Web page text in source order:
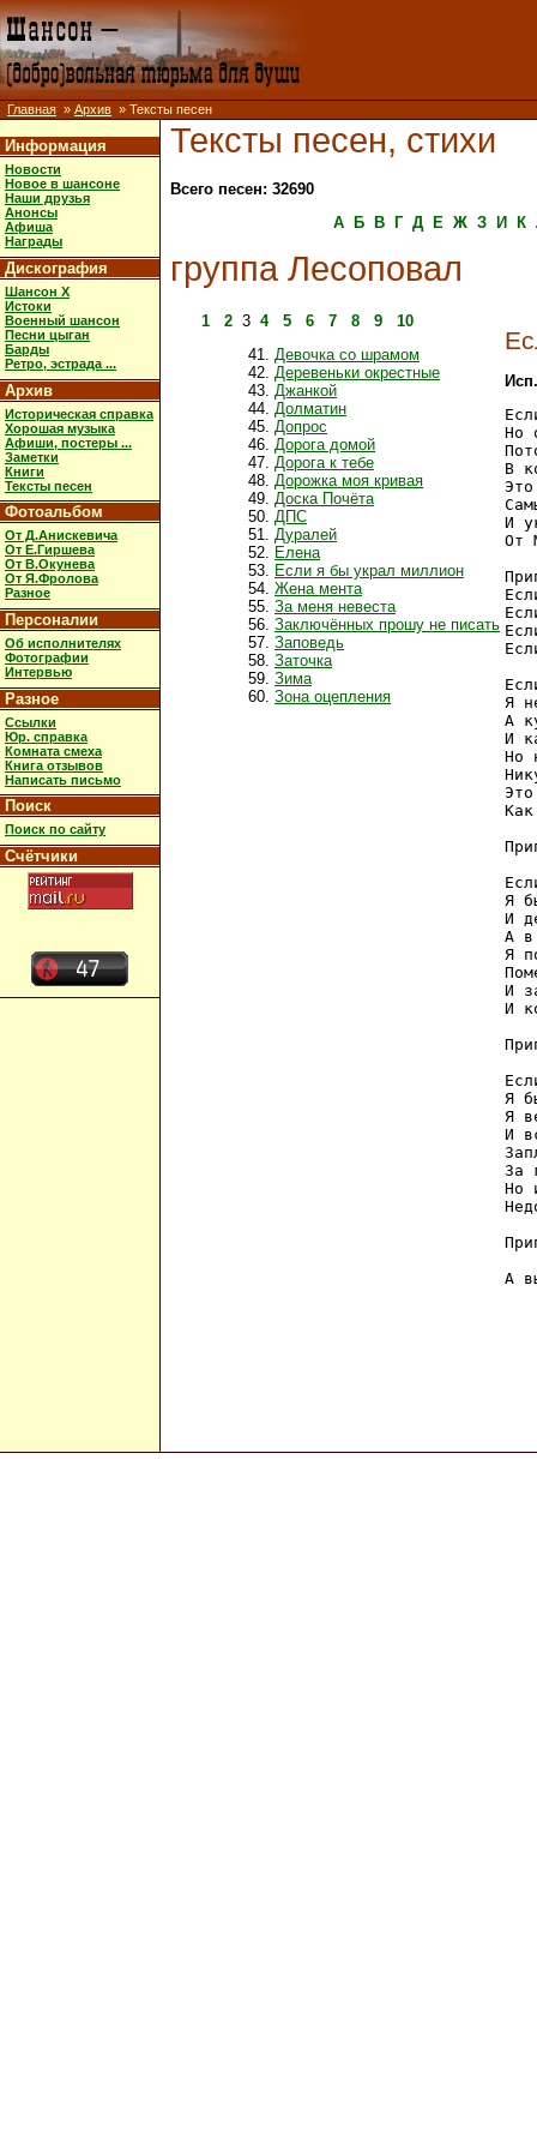
Главная » Архив » Тексты песен
Информация
Новости
Новое в шансоне
Наши друзья
Анонсы
Афиша
Награды
Дискография
Шансон X
Истоки
Военный шансон
Песни цыган
Барды
Ретро, эстрада ...
Архив
Историческая справка
Хорошая музыка
Афиши, постеры ...
Заметки
Книги
Тексты песен
Фотоальбом
От Д.Анискевича
От Е.Гиршева
От В.Окунева
От Я.Фролова
Разное
Персоналии
Об исполнителях
Фотографии
Интервью
Разное
Ссылки
Юр. справка
Комната смеха
Книга отзывов
Написать письмо
Поиск
Поиск по сайту
Счётчики
Тексты песен, стихи
Всего песен: 32690
А
Б В Г Д Е Ж З И К
группа Лесоповал
1 2 3 4 5 6 7 8 9
10
Девочка со шрамом
Деревеньки окрестные
Джанкой
Долматин
Допрос
Дорога домой
Дорога к тебе
Дорожка моя кривая
Доска Почёта
ДПС
Дуралей
Елена
Если я бы украл миллион
Жена мента
За меня невеста
Заключённых прошу не писать
Заповедь
Заточка
Зима
Зона оцепления
Но
В
И
От
Я
А
И
Но
Я
И
А в
Я
И
И
Я
Я
И
За
Но
А